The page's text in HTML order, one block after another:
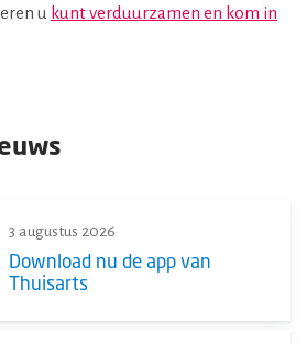
u kunt verduurzamen en kom in
Download nu de app van
Thuisarts
3 augustus 2026